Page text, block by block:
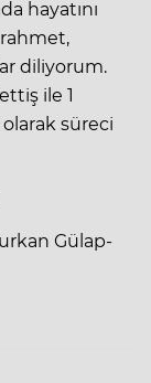
hayatını
rahmet,
diliyorum.
ile 1
süreci
Gülap-